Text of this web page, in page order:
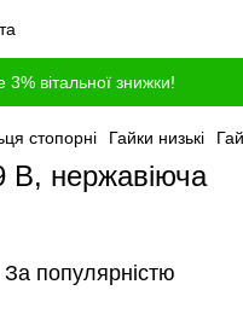
вітальної знижки!
стопорні Гайки низькі
B, нержавіюча
За популярністю